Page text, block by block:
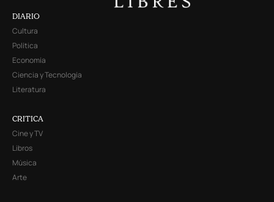
DIARIO
Cultura
Política
Economía
Ciencia y Tecnología
Literatura
CRITICA
Cine y TV
Libros
Música
Arte